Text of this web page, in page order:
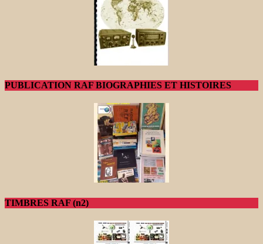
PUBLICATION RAF BIOGRAPHIES ET HISTOIRES
TIMBRES RAF (n2)